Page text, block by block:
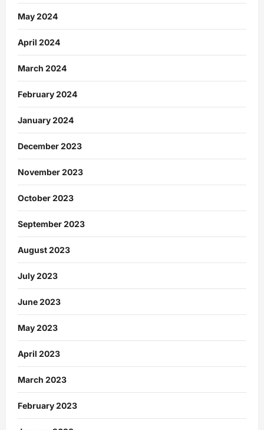
May 2024
April 2024
March 2024
February 2024
January 2024
December 2023
November 2023
October 2023
September 2023
August 2023
July 2023
June 2023
May 2023
April 2023
March 2023
February 2023